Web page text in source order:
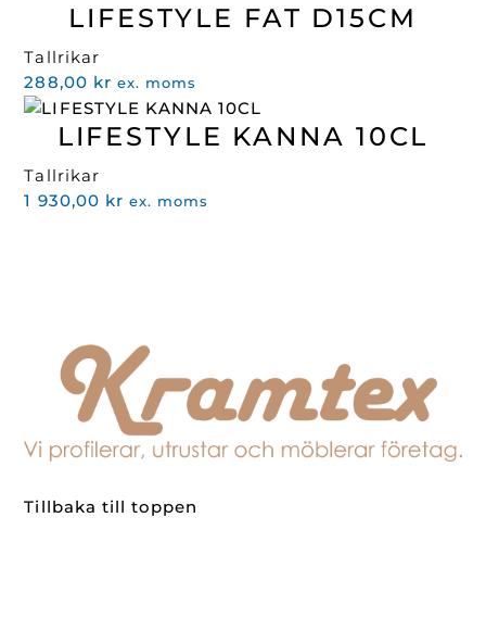
LIFESTYLE FAT D15CM
Tallrikar
288,00 kr ex. moms
LIFESTYLE KANNA 10CL
Tallrikar
1 930,00 kr ex. moms
Tillbaka till toppen